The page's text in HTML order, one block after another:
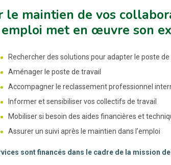
le maintien de vos
met en œuvre son
Rechercher des solutions pour adapter le poste de
Aménager le poste de travail
Accompagner le reclassement professionnel
Informer et sensibiliser vos collectifs de travail
Mobiliser si besoin des aides financières et
Assurer un suivi après le maintien dans l’emploi
sont financés dans le cadre de la mission